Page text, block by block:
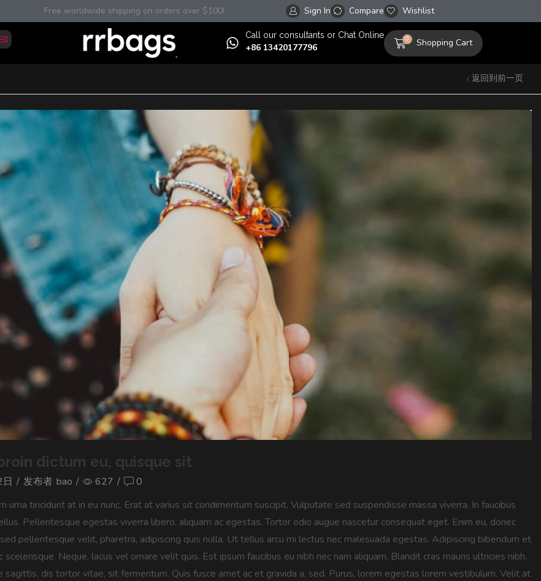
Free worldwide shipping on orders over $100! Welcome to our store
Sign In Compare Wishlist
Сall our consultants or Chat Online
+86 13420177796
0 Shopping Cart
返回到前一页
dictum eu, quisque sit
/ 发布者 bao / 627 /
0
urna tincidunt at in eu nunc. Erat at varius sit condimentum suscipit. Vulputate sed suspendisse massa viverra. In faucibus
Pellentesque egestas viverra libero, aliquam ac egestas. Tortor odio augue nascetur consequat eget. Enim eu, donec
pellentesque velit, pharetra, adipiscing quis nulla. Ut tellus arcu mi lectus nec malesuada egestas. Adipiscing bibendum et
scelerisque. Neque, lacus vel ornare velit quis. Est ipsum faucibus eu nibh nec nam aliquam. Blandit cras mauris ultricies nibh.
sagittis, dis tortor vitae, sit fermentum. Quis fusce amet ac et gravida a, sed. Purus, lorem egestas lorem vestibulum. Velit at